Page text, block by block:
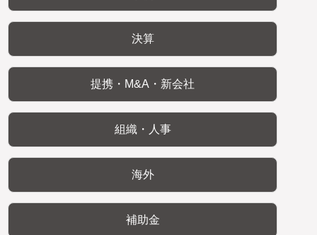
決算
提携・M&A・新会社
組織・人事
海外
補助金